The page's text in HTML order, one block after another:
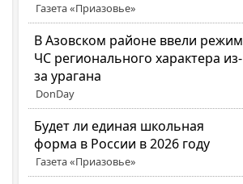
Газета «Приазовье»
В Азовском районе ввели режим
ЧС регионального характера из-
за урагана
DonDay
Будет ли единая школьная
форма в России в 2026 году
Газета «Приазовье»